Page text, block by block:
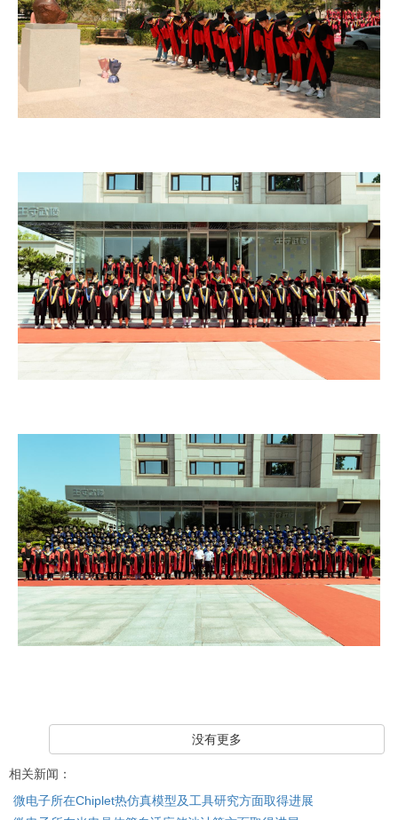
没有更多
相关新闻：
微电子所在Chiplet热仿真模型及工具研究方面取得进展